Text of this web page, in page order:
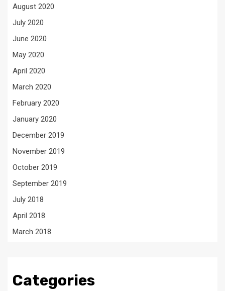
August 2020
July 2020
June 2020
May 2020
April 2020
March 2020
February 2020
January 2020
December 2019
November 2019
October 2019
September 2019
July 2018
April 2018
March 2018
Categories